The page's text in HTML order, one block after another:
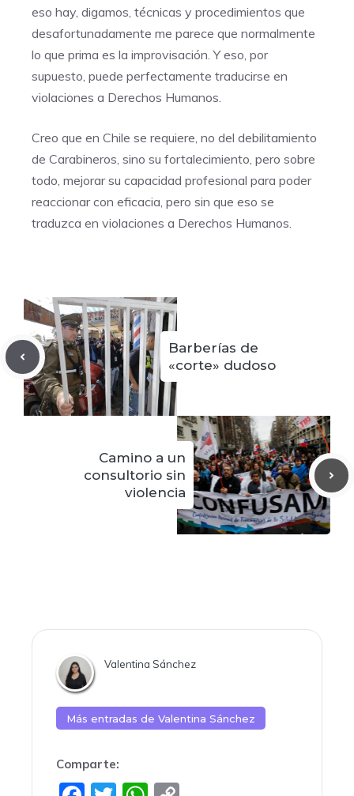
eso hay, digamos, técnicas y procedimientos que
desafortunadamente me parece que normalmente
lo que prima es la improvisación. Y eso, por
supuesto, puede perfectamente traducirse en
violaciones a Derechos Humanos.
Creo que en Chile se requiere, no del debilitamiento
de Carabineros, sino su fortalecimiento, pero sobre
todo, mejorar su capacidad profesional para poder
reaccionar con eficacia, pero sin que eso se
traduzca en violaciones a Derechos Humanos.
Barberías de
«corte» dudoso
Camino a un
consultorio sin
violencia
Valentina Sánchez
Más entradas de Valentina Sánchez
Comparte: